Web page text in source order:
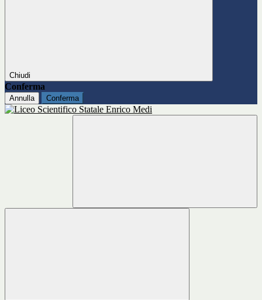
Chiudi
Conferma
Annulla Conferma